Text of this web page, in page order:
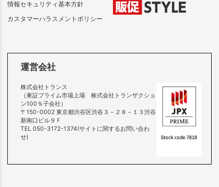
情報セキュリティ基本方針
カスタマーハラスメントポリシー
運営会社
株式会社トランス
（東証プライム市場上場 株式会社トランザクショ
ン100％子会社）
〒150-0002 東京都渋谷区渋谷３－２８－１３渋谷
新南口ビル９Ｆ
TEL 050-3172-1374(サイトに関するお問い合わ
せ)